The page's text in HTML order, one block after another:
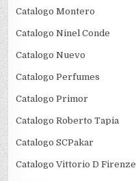
Catalogo Montero
Catalogo Ninel Conde
Catalogo Nuevo
Catalogo Perfumes
Catalogo Primor
Catalogo Roberto Tapia
Catalogo SCPakar
Catalogo Vittorio D Firenze